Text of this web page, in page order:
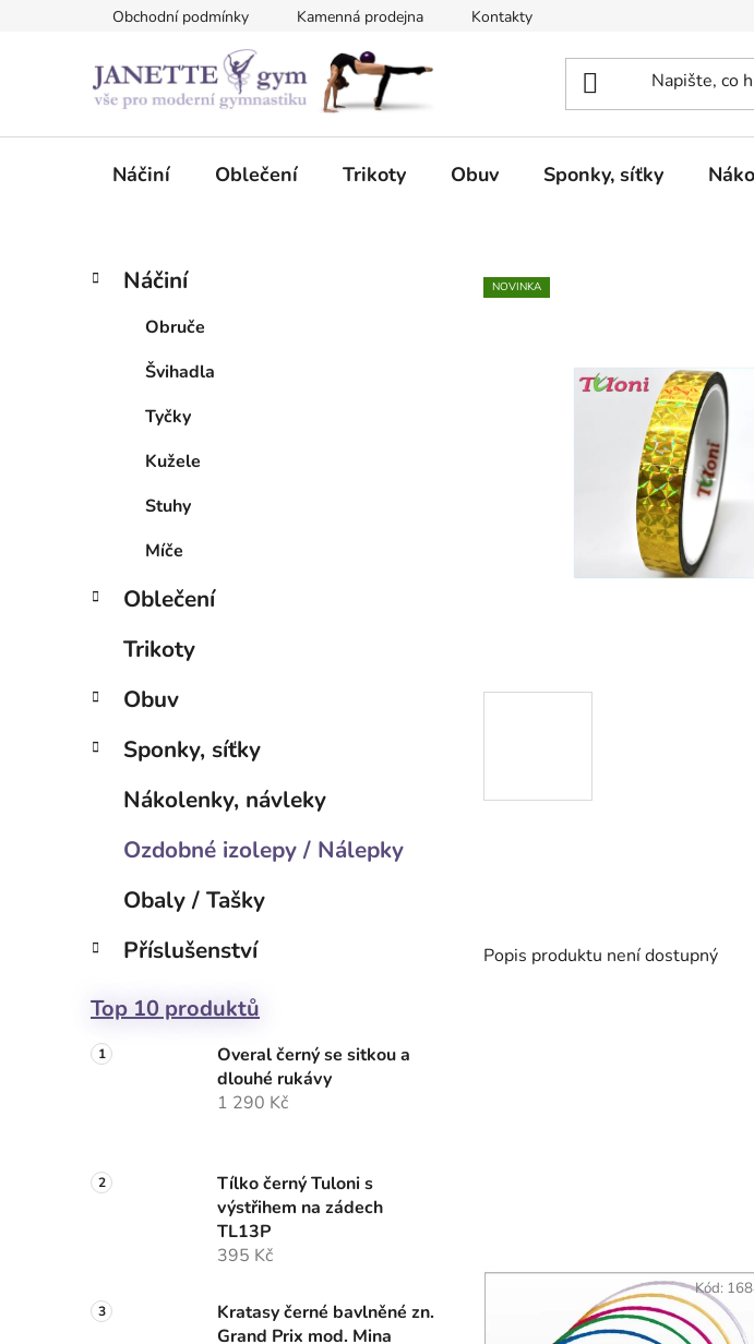
Obchodní podmínky Kamenná prodejna Kontakty
Náčiní Oblečení Trikoty Obuv Sponky, síťky
P
e
Přeskočit
kategorie
K
a
Náčiní
Obruče
Švihadla
Tyčky
Kužele
Stuhy
Míče
Oblečení
Trikoty
Obuv
Sponky, síťky
Nákolenky, návleky
Ozdobné izolepy / Nálepky
Obaly / Tašky
Příslušenství
Top 10 produktů
Overal černý se sitkou a
dlouhé rukávy
1 290 Kč
Tílko černý Tuloni s
výstřihem na zádech
TL13P
395 Kč
Kratasy černé bavlněné zn.
Grand Prix mod. Mina
NOVINKA
Popis produktu není dostupný
Kód: